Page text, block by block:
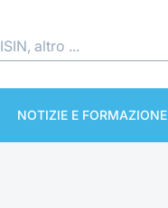
NOTIZIE E FORMAZIONE